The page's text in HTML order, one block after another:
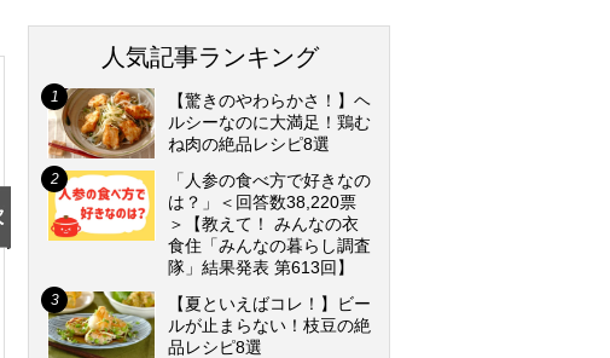
人気記事ランキング
【驚きのやわらかさ！】ヘ
ルシーなのに大満足！鶏む
ね肉の絶品レシピ8選
「人参の食べ方で好きなの
は？」＜回答数38,220票
＞【教えて！ みんなの衣
食住「みんなの暮らし調査
隊」結果発表 第613回】
【夏といえばコレ！】ビー
ルが止まらない！枝豆の絶
品レシピ8選